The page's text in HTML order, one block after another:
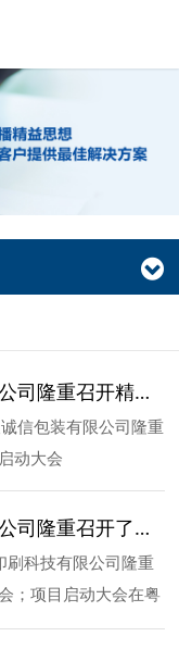
成都中天诚信包装有限公司隆重召开精益数字化建设项目启动大会
信包装有限公司隆重
动大会
广东粤安印刷科技有限公司隆重召开了精益管理项目启动大会
科技有限公司隆重
；项目启动大会在粤